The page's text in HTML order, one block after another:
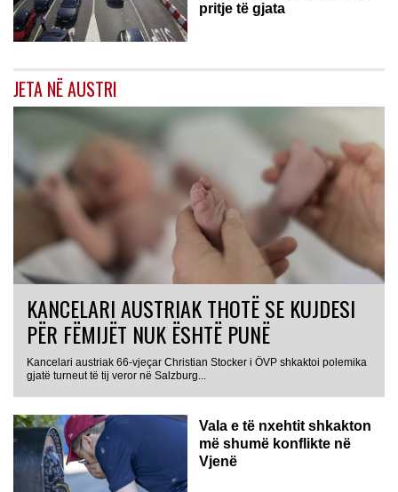
pritje të gjata
JETA NË AUSTRI
KANCELARI AUSTRIAK THOTË SE KUJDESI
PËR FËMIJËT NUK ËSHTË PUNË
Kancelari austriak 66-vjeçar Christian Stocker i ÖVP shkaktoi polemika
gjatë turneut të tij veror në Salzburg...
Vala e të nxehtit shkakton
më shumë konflikte në
Vjenë